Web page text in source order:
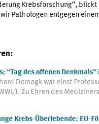
Krebsforschung“, blickt
Pathologen entgegen
"Tag des offenen
Domagk war einst
Zu Ehren des
Krebs-Überlebende: EU-